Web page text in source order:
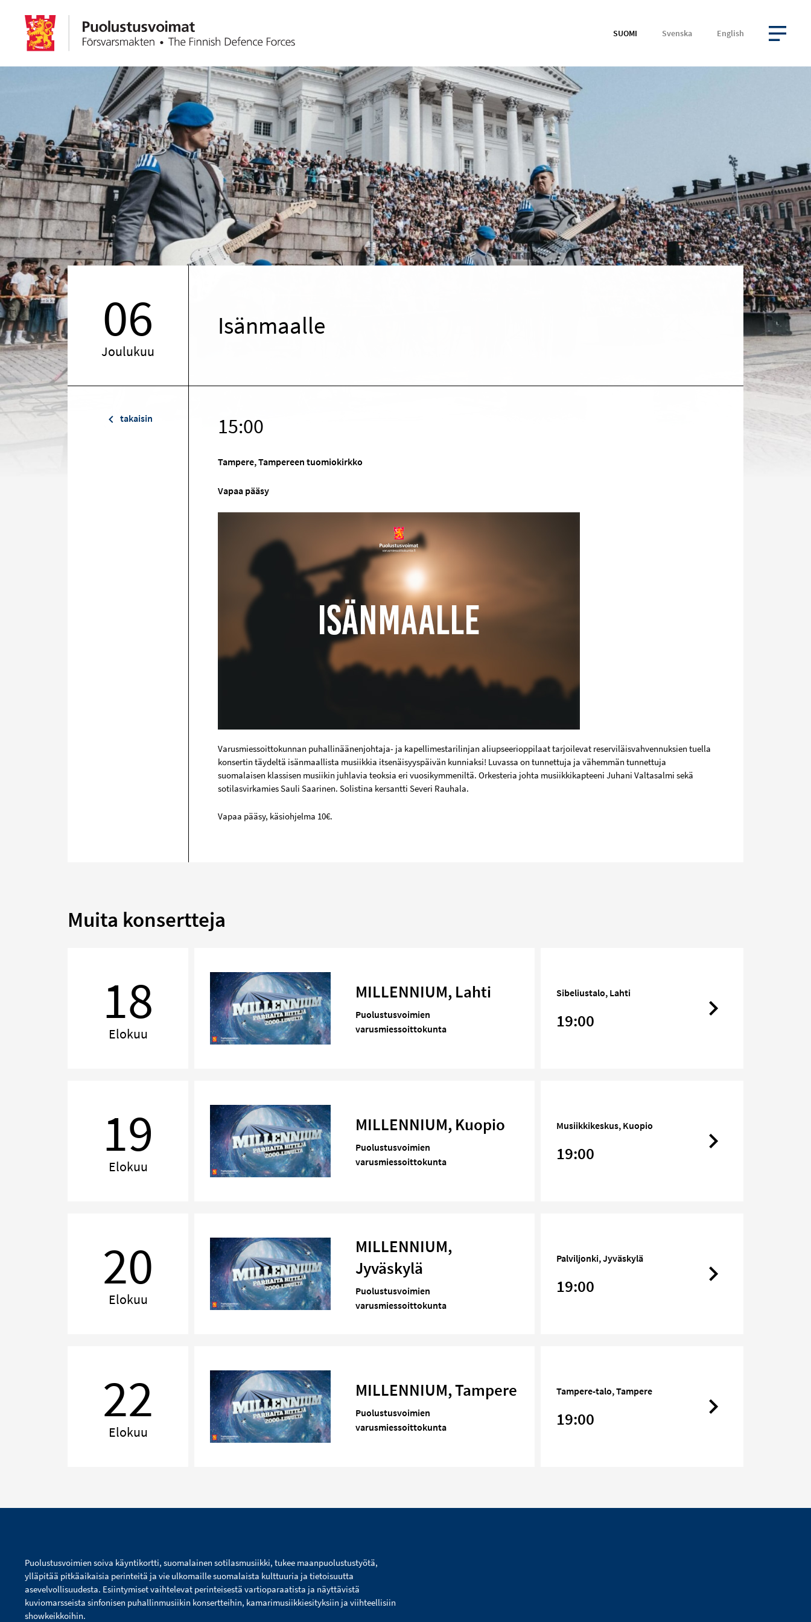
SUOMI Svenska English
AVAA VALIKKO
06
Joulukuu
Isänmaalle
takaisin 15:00
Tampere, Tampereen tuomiokirkko
Vapaa pääsy
Varusmiessoittokunnan puhallinäänenjohtaja- ja kapellimestarilinjan aliupseerioppilaat tarjoilevat reserviläisvahvennuksien tuella
konsertin täydeltä isänmaallista musiikkia itsenäisyyspäivän kunniaksi! Luvassa on tunnettuja ja vähemmän tunnettuja
suomalaisen klassisen musiikin juhlavia teoksia eri vuosikymmeniltä. Orkesteria johta musiikkikapteeni Juhani Valtasalmi sekä
sotilasvirkamies Sauli Saarinen. Solistina kersantti Severi Rauhala.
Vapaa pääsy, käsiohjelma 10€.
Muita konsertteja
18
Elokuu
MILLENNIUM, Lahti
Puolustusvoimien
varusmiessoittokunta
Sibeliustalo, Lahti
19:00
19
Elokuu
MILLENNIUM, Kuopio
Puolustusvoimien
varusmiessoittokunta
Musiikkikeskus, Kuopio
19:00
20
Elokuu
MILLENNIUM,
Jyväskylä
Puolustusvoimien
varusmiessoittokunta
Palviljonki, Jyväskylä
19:00
22
Elokuu
MILLENNIUM, Tampere
Puolustusvoimien
varusmiessoittokunta
Tampere-talo, Tampere
19:00
Puolustusvoimien soiva käyntikortti, suomalainen sotilasmusiikki, tukee maanpuolustustyötä,
ylläpitää pitkäaikaisia perinteitä ja vie ulkomaille suomalaista kulttuuria ja tietoisuutta
asevelvollisuudesta. Esiintymiset vaihtelevat perinteisestä vartioparaatista ja näyttävistä
kuviomarsseista sinfonisen puhallinmusiikin konsertteihin, kamarimusiikkiesityksiin ja viihteellisiin
showkeikkoihin.